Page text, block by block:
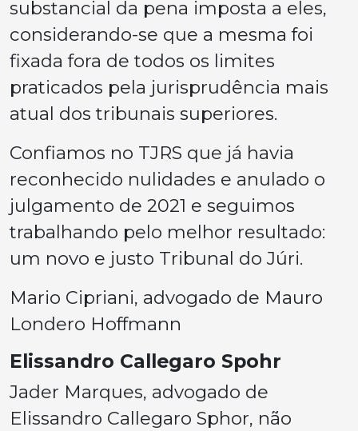
substancial da pena imposta a eles,
considerando-se que a mesma foi
fixada fora de todos os limites
praticados pela jurisprudência mais
atual dos tribunais superiores.
Confiamos no TJRS que já havia
reconhecido nulidades e anulado o
julgamento de 2021 e seguimos
trabalhando pelo melhor resultado:
um novo e justo Tribunal do Júri.
Mario Cipriani, advogado de Mauro
Londero Hoffmann
Elissandro Callegaro Spohr
Jader Marques, advogado de
Elissandro Callegaro Sphor, não